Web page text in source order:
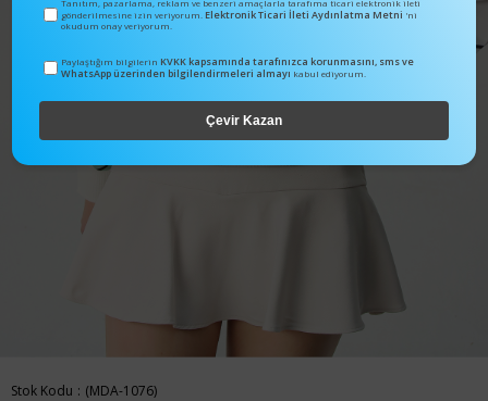
Stok Kodu (MDA-1076)
Tanıtım, pazarlama, reklam ve benzeri amaçlarla tarafıma ticari elektronik ileti
gönderilmesine izin veriyorum.Elektronik Ticari İleti Aydınlatma Metni 'ni
okudum onay veriyorum.
Paylaştığım bilgilerin KVKK kapsamında tarafınızca korunmasını, sms ve
WhatsApp üzerinden bilgilendirmeleri almayı kabul ediyorum.
Çevir Kazan